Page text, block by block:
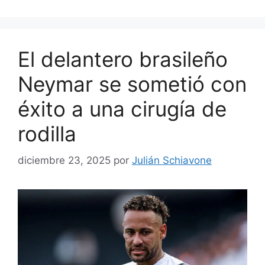
El delantero brasileño
Neymar se sometió con
éxito a una cirugía de
rodilla
diciembre 23, 2025 por Julián Schiavone